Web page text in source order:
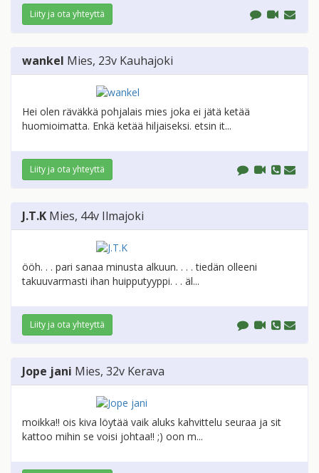
Liity ja ota yhteyttä
wankel Mies, 23v Kauhajoki
Hei olen räväkkä pohjalais mies joka ei jätä ketää
huomioimatta. Enkä ketää hiljaiseksi. etsin it...
Liity ja ota yhteyttä
J.T.K Mies, 44v Ilmajoki
ööh. . . pari sanaa minusta alkuun. . . . tiedän olleeni
takuuvarmasti ihan huipputyyppi. . . äl...
Liity ja ota yhteyttä
Jope jani Mies, 32v Kerava
moikka!! ois kiva löytää vaik aluks kahvittelu seuraa ja sit
kattoo mihin se voisi johtaa!! ;) oon m...